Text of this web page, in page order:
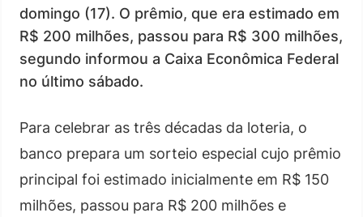
domingo (17). O prêmio, que era estimado em
R$ 200 milhões, passou para R$ 300 milhões,
segundo informou a Caixa Econômica Federal
no último sábado.
Para celebrar as três décadas da loteria, o
banco prepara um sorteio especial cujo prêmio
principal foi estimado inicialmente em R$ 150
milhões, passou para R$ 200 milhões e